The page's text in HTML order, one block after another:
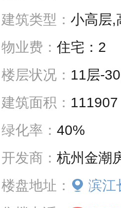
建筑类型： 小高层,
物业费： 住宅：2
楼层状况： 11层-
建筑面积： 111907
绿化率： 40%
开发商： 杭州金潮
楼盘地址：
滨江长